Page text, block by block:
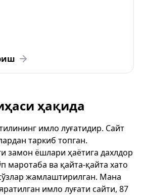
ҳақида
имло луғатидир. Сайт
таркиб топган.
замон ёшлари ҳаётига дахлдор
маротаба ва қайта-қайта хато
жамлаштирилган. Мана
имло луғати сайти, 87